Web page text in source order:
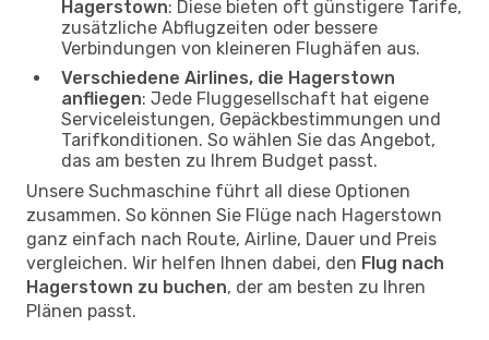
Hagerstown: Diese bieten oft günstigere Tarife,
zusätzliche Abflugzeiten oder bessere
Verbindungen von kleineren Flughäfen aus.
Verschiedene Airlines, die Hagerstown
anfliegen: Jede Fluggesellschaft hat eigene
Serviceleistungen, Gepäckbestimmungen und
Tarifkonditionen. So wählen Sie das Angebot,
das am besten zu Ihrem Budget passt.
Unsere Suchmaschine führt all diese Optionen
zusammen. So können Sie Flüge nach Hagerstown
ganz einfach nach Route, Airline, Dauer und Preis
vergleichen. Wir helfen Ihnen dabei, den Flug nach
Hagerstown zu buchen, der am besten zu Ihren
Plänen passt.